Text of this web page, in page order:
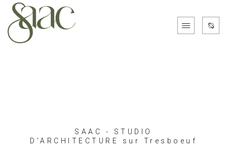
SAAC - STUDIO
D'ARCHITECTURE sur Tresboeuf